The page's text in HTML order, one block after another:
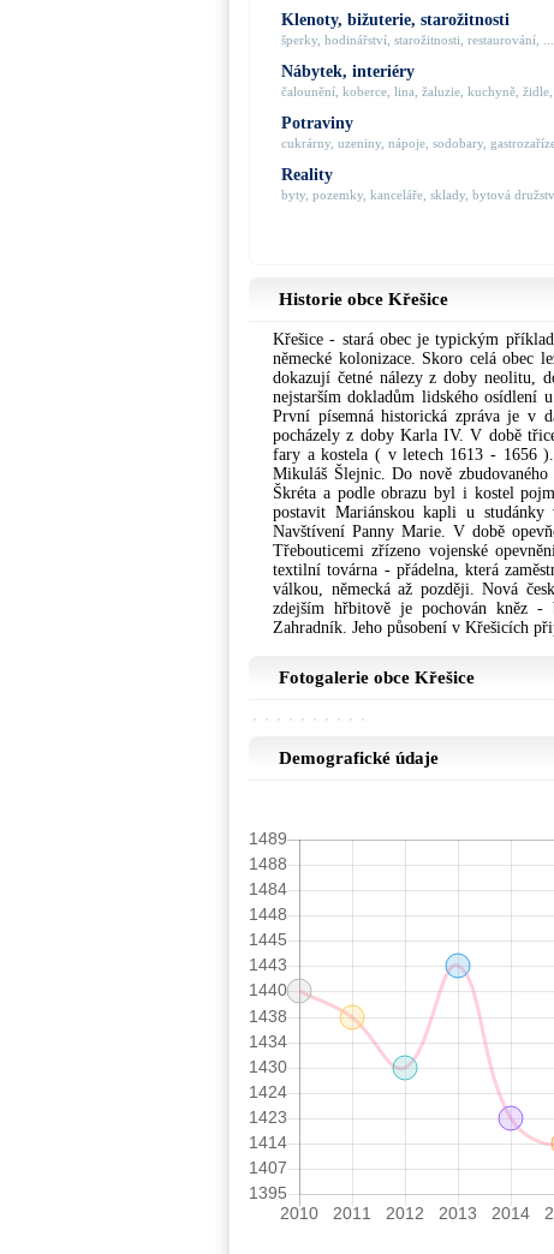
Klenoty, bižuterie, starožitnosti
šperky, hodinářství, starožitnosti, restaurování, ...
Nábytek, interiéry
čalounění, koberce, lina, žaluzie, kuchyně, židle,
Potraviny
cukrárny, uzeniny, nápoje, sodobary,
Reality
byty, pozemky, kanceláře, sklady, bytová
Historie obce Křešice
Křešice - stará obec je typickým
německé kolonizace. Skoro celá obec
dokazují četné nálezy z doby neolitu,
nejstarším dokladům lidského osídlení
První písemná historická zpráva je v
pocházely z doby Karla IV. V době
fary a kostela ( v letech 1613 - 1656
Mikuláš Šlejnic. Do nově
Škréta a podle obrazu byl i kostel
postavit Mariánskou kapli u
Navštívení Panny Marie. V době
Třebouticemi zřízeno vojenské
textilní továrna - přádelna, která
válkou, německá až později. Nová
zdejším hřbitově je pochován kněz -
Zahradník. Jeho působení v Křešicích
Fotogalerie obce Křešice
Demografické údaje